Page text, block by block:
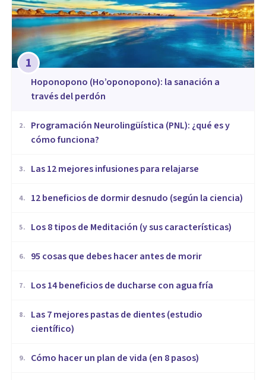
1
Hoponopono (Ho’oponopono): la sanación a
través del perdón
2.
Programación Neurolingüística (PNL): ¿qué es y
cómo funciona?
3. ​Las 12 mejores infusiones para relajarse
4. 12 beneficios de dormir desnudo (según la ciencia)
5. Los 8 tipos de Meditación (y sus características)
6. 95 cosas que debes hacer antes de morir
7. Los 14 beneficios de ducharse con agua fría
8.
Las 7 mejores pastas de dientes (estudio
científico)
9. Cómo hacer un plan de vida (en 8 pasos)